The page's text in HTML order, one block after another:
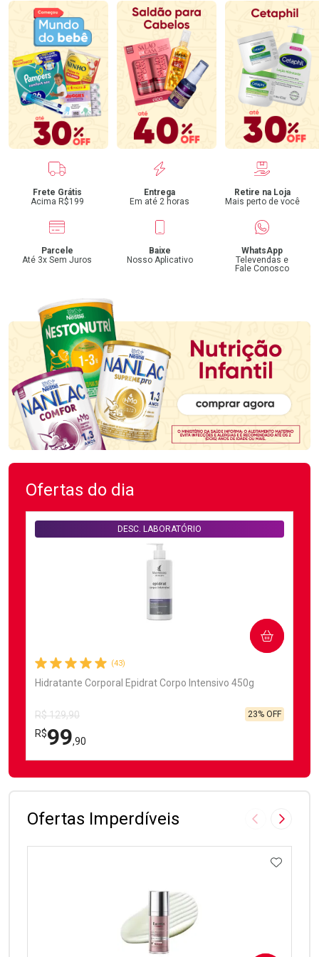
Benefícios
Frete Grátis
Acima R$199
Entrega
Em até 2 horas
Retire na Loja
Mais perto de você
Parcele
Até 3x Sem Juros
Baixe
Nosso Aplicativo
WhatsApp
Televendas e
Fale Conosco
Ofertas do dia
(43)
Hidratante Corporal Epidrat Corpo Intensivo 450g
DESC. LABORATÓRIO
R$ 129,90
R$99,90
23% OFF
COMPRAR
FECHAR
FECHAR
Ofertas Imperdíveis Imagem